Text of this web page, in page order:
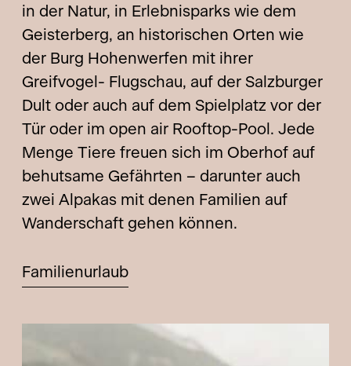
in der Natur, in Erlebnisparks wie dem
Geisterberg, an historischen Orten wie
der Burg Hohenwerfen mit ihrer
Greifvogel- Flugschau, auf der Salzburger
Dult oder auch auf dem Spielplatz vor der
Tür oder im open air Rooftop-Pool. Jede
Menge Tiere freuen sich im Oberhof auf
behutsame Gefährten – darunter auch
zwei Alpakas mit denen Familien auf
Wanderschaft gehen können.
Familienurlaub